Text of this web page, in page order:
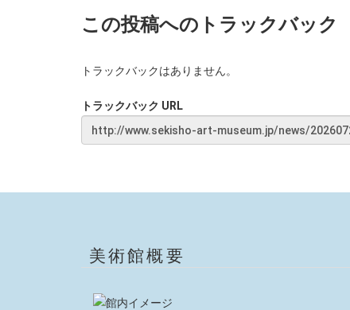
この投稿へのトラックバック
トラックバックはありません。
トラックバック URL
美術館概要